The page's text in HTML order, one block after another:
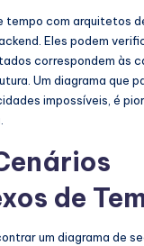
tempo com arquitetos
Eles podem
correspondem às
Um diagrama que
impossíveis, é
de
um diagrama de